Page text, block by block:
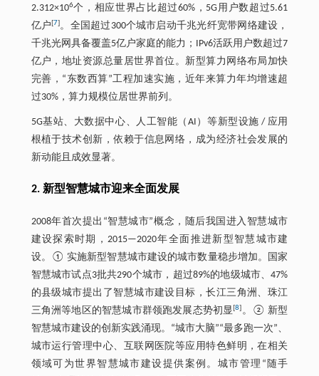
2.312×106个，相应世界占比超过60%，5G用户数超过5.61
亿户[7]。全国超过300个城市启动千兆光纤宽带网络建设，
千兆光网具备覆盖5亿户家庭的能力；IPv6活跃用户数超过7
亿户，地址资源总量居世界首位。新型算力网络布局加快
完善，“东数西算”工程加速实施，近年来算力年均增速超
过30%，算力规模位居世界前列。
5G基站、大数据中心、人工智能（AI）等新型设施 / 应用
根植于技术创新，依赖于信息网络，成为经济社会发展的
新动能且成效显著。
2. 新型智慧城市迎来全面发展
2008年首次提出“智慧城市”概念，随后我国进入智慧城市
建设探索时期，2015—2020年全面推进新型智慧城市建
设。① 实施新型智慧城市建设的城市数量稳步增加。国家
智慧城市试点3批共290个城市，超过89%的地级城市、47%
的县级城市提出了智慧城市建设目标，长江三角洲、珠江
三角洲等地区的智慧城市群领跑发展态势初显[8] 。② 新型
智慧城市建设的创新实践涌现。“城市大脑”“最多跑一次”、
城市运行管理中心、互联网医院等应用特色鲜明，在相关
领域可为世界智慧城市建设提供案例。城市管理“随手